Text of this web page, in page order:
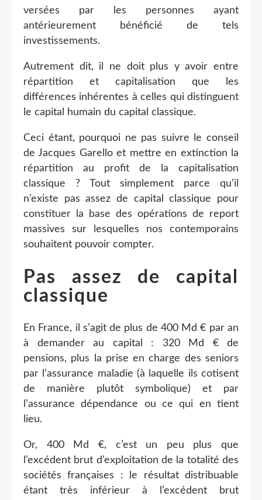
versées par les personnes ayant
antérieurement bénéficié de tels
investissements.
Autrement dit, il ne doit plus y avoir entre
répartition et capitalisation que les
différences inhérentes à celles qui distinguent
le capital humain du capital classique.
Ceci étant, pourquoi ne pas suivre le conseil
de Jacques Garello et mettre en extinction la
répartition au profit de la capitalisation
classique ? Tout simplement parce qu’il
n’existe pas assez de capital classique pour
constituer la base des opérations de report
massives sur lesquelles nos contemporains
souhaitent pouvoir compter.
Pas assez de capital
classique
En France, il s’agit de plus de 400 Md € par an
à demander au capital : 320 Md € de
pensions, plus la prise en charge des seniors
par l’assurance maladie (à laquelle ils cotisent
de manière plutôt symbolique) et par
l’assurance dépendance ou ce qui en tient
lieu.
Or, 400 Md €, c’est un peu plus que
l’excédent brut d’exploitation de la totalité des
sociétés françaises : le résultat distribuable
étant très inférieur à l’excédent brut